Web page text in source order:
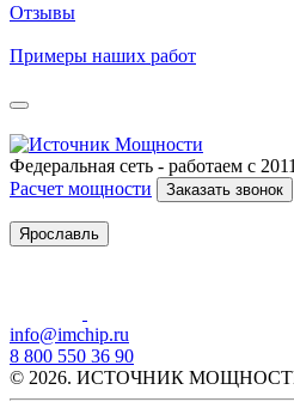
Отзывы
Примеры наших работ
Федеральная сеть - работаем с
Расчет мощности
Заказать звонок
Ярославль
info@imchip.ru
8 800 550 36 90
© 2026. ИСТОЧНИК МОЩНОСТИ.